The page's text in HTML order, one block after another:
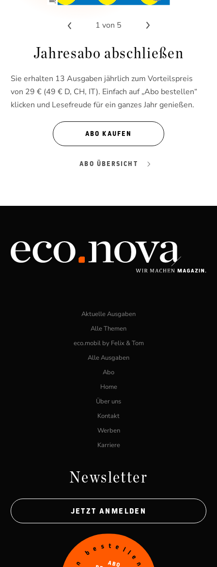
1 von 5
Jahresabo abschließen
Sie erhalten 13 Ausgaben jährlich zum Vorteilspreis
von 29 € (49 € D, CH, IT). Einfach auf „Abo bestellen“
klicken und Lesefreude für ein ganzes Jahr genießen.
ABO KAUFEN
ABO ÜBERSICHT
Aktuelle Ausgaben
Alle Themen
eco.mobil by Felix & Tom
Alle Ausgaben
Abo
Home
Über uns
Kontakt
Werben
Karriere
Newsletter
JETZT ANMELDEN